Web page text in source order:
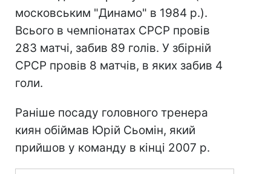
московським "Динамо" в 1984 р.).
Всього в чемпіонатах СРСР провів
283 матчі, забив 89 голів. У збірній
СРСР провів 8 матчів, в яких забив 4
голи.
Раніше посаду головного тренера
киян обіймав Юрій Сьомін, який
прийшов у команду в кінці 2007 р.